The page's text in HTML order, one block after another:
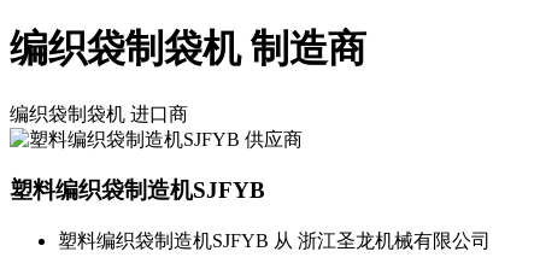
编织袋制袋机 制造商
编织袋制袋机 进口商
塑料编织袋制造机SJFYB
塑料编织袋制造机SJFYB 从 浙江圣龙机械有限公司